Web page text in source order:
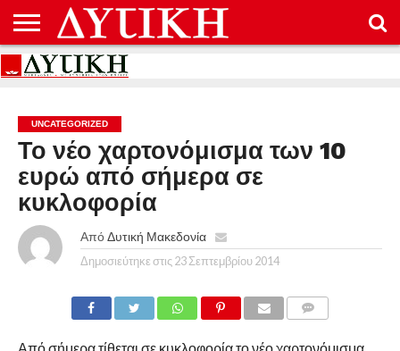
ΑΡΧΙΚΉ
ΕΠΙΚΟΙΝΩΝΊΑ
ΌΡΟΙ
ΠΡΟΣΤΑΣΊΑ
UNCATEGORIZED
Το νέο χαρτονόμισμα των 10
ευρώ από σήμερα σε
κυκλοφορία
Από Δυτική Μακεδονία
Δημοσιεύτηκε στις 23 Σεπτεμβρίου 2014